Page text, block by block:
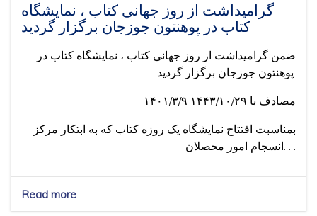
internships
گرامیداشت از روز جهانی کتاب ، نمایشگاه
کتاب در پوهنتون جوزجان برگزار گردید
ضمن گرامیداشت از روز جهانی کتاب ، نمایشگاه کتاب در
۱۴۰۱/۳/۹ مصادف با ۱۴۴۳/۱۰/۲۹
بمناسبت افتتاح نمایشگاه یک روزه کتاب که به ابتکار مرکز
Read more
گرامیداشت